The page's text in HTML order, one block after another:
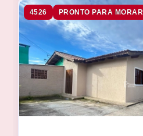
4526 PRONTO PARA MORAR